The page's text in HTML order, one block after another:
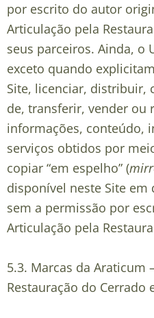
por escrito do autor
Articulação pela
seus parceiros. Ainda, o
exceto quando
Site, licenciar, distribuir,
de, transferir, vender ou
informações, conteúdo,
serviços obtidos por
copiar “em espelho” (
disponível neste Site
sem a permissão por
Articulação pela
5.3. Marcas da Araticum
Restauração do Cerrado